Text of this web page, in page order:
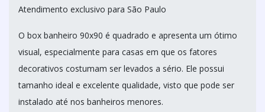
Atendimento exclusivo para São Paulo
O box banheiro 90x90 é quadrado e apresenta um ótimo
visual, especialmente para casas em que os fatores
decorativos costumam ser levados a sério. Ele possui
tamanho ideal e excelente qualidade, visto que pode ser
instalado até nos banheiros menores.